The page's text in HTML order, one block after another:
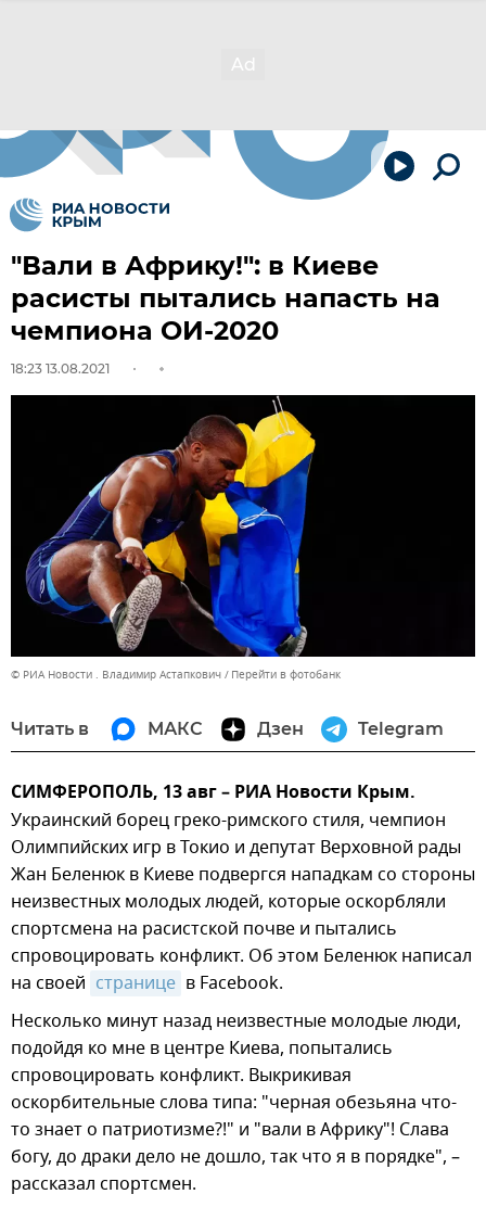
"Вали в Африку!": в Киеве
расисты пытались напасть на
чемпиона ОИ-2020
18:23 13.08.2021
© РИА Новости . Владимир Астапкович Перейти в фотобанк
Читать в МАКС Дзен Telegram
СИМФЕРОПОЛЬ, 13 авг – РИА Новости Крым.
Украинский борец греко-римского стиля, чемпион
Олимпийских игр в Токио и депутат Верховной рады
Жан Беленюк в Киеве подвергся нападкам со стороны
неизвестных молодых людей, которые оскорбляли
спортсмена на расистской почве и пытались
спровоцировать конфликт. Об этом Беленюк написал
на своей странице в Facebook.
Несколько минут назад неизвестные молодые люди,
подойдя ко мне в центре Киева, попытались
спровоцировать конфликт. Выкрикивая
оскорбительные слова типа: "черная обезьяна что-
то знает о патриотизме?!" и "вали в Африку"! Слава
богу, до драки дело не дошло, так что я в порядке", –
рассказал спортсмен.